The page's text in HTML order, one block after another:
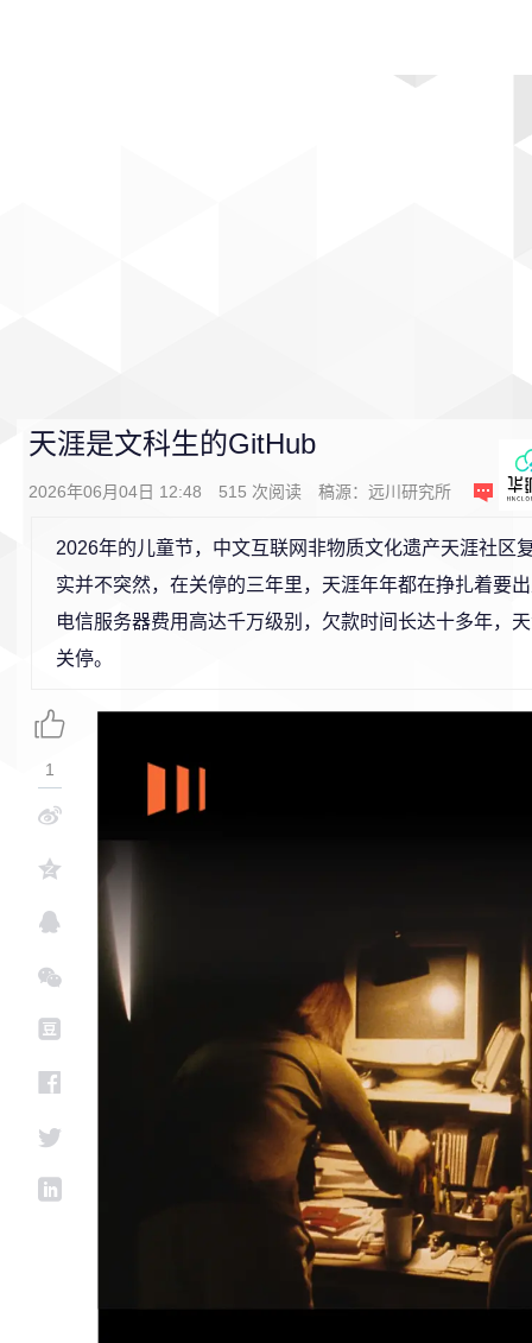
天涯是文科生的GitHub
2026年06月04日 12:48 515 次阅读 稿源： 远川研究所 0条
2026年的儿童节，中文互联网非物质文化遗产天涯社区
实并不突然，在关停的三年里，天涯年年都在挣扎着要
电信服务器费用高达千万级别，欠款时间长达十多年，
关停。
1